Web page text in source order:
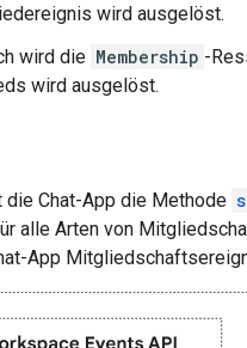
wird ausgelöst.
wird die Membership -
wird ausgelöst.
Chat-App die Methode
alle Arten von
App